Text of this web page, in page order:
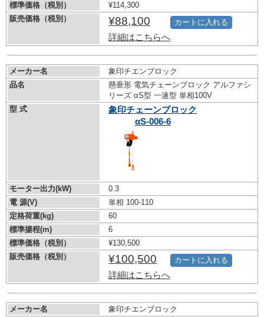
標準価格（税別）
¥114,300
販売価格（税別）
¥88,100
詳細はこちらへ
カートに入れる
メーカー名
象印チエンブロック
品名
懸垂形 電気チェーンブロック アルファシ
リーズ αS型 一速型 単相100V
型 式
象印チェーンブロック
αS-006-6
モーター出力(kW)
0.3
電 源(V)
単相 100-110
定格荷重(kg)
60
標準揚程(m)
6
標準価格（税別）
¥130,500
販売価格（税別）
¥100,500
詳細はこちらへ
カートに入れる
メーカー名 象印チエンブロック